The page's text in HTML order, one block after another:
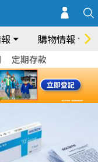
購物情報
定期存款